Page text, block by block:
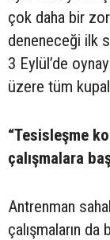
çok daha bir
deneneceği ilk
3 Eylül’de
üzere tüm
“Tesisleşme
çalışmalara
Antrenman
çalışmaların da